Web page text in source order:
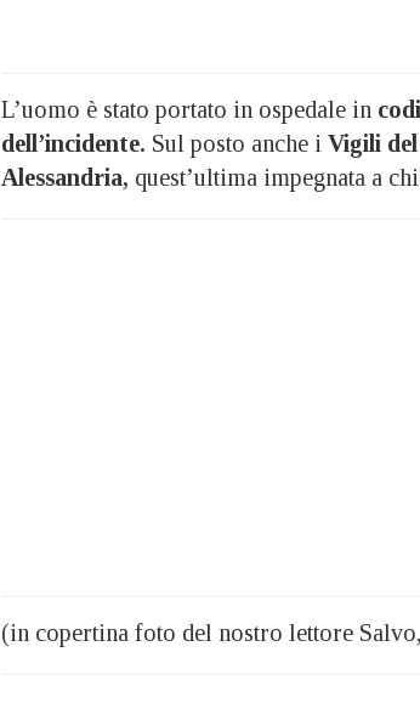
L’uomo è stato portato in ospedale in
dell’incidente. Sul posto anche i Vigili
Alessandria, quest’ultima impegnata a
(in copertina foto del nostro lettore